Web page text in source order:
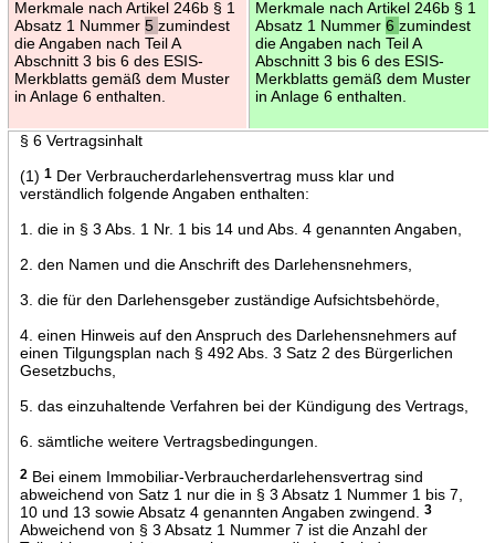
Merkmale nach Artikel 246b § 1
Absatz 1 Nummer 5 zumindest
die Angaben nach Teil A
Abschnitt 3 bis 6 des ESIS-
Merkblatts gemäß dem Muster
in Anlage 6 enthalten.
Merkmale nach Artikel 246b § 1
Absatz 1 Nummer 6 zumindest
die Angaben nach Teil A
Abschnitt 3 bis 6 des ESIS-
Merkblatts gemäß dem Muster
in Anlage 6 enthalten.
§ 6 Vertragsinhalt
(1) 1Der Verbraucherdarlehensvertrag muss klar und
verständlich folgende Angaben enthalten:
1. die in § 3 Abs. 1 Nr. 1 bis 14 und Abs. 4 genannten Angaben,
2. den Namen und die Anschrift des Darlehensnehmers,
3. die für den Darlehensgeber zuständige Aufsichtsbehörde,
4. einen Hinweis auf den Anspruch des Darlehensnehmers auf
einen Tilgungsplan nach § 492 Abs. 3 Satz 2 des Bürgerlichen
Gesetzbuchs,
5. das einzuhaltende Verfahren bei der Kündigung des Vertrags,
6. sämtliche weitere Vertragsbedingungen.
2Bei einem Immobiliar-Verbraucherdarlehensvertrag sind
abweichend von Satz 1 nur die in § 3 Absatz 1 Nummer 1 bis 7,
10 und 13 sowie Absatz 4 genannten Angaben zwingend.
3
Abweichend von § 3 Absatz 1 Nummer 7 ist die Anzahl der